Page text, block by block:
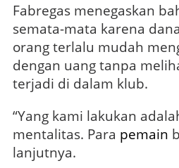
Fabregas menegaskan
semata-mata karena
orang terlalu mudah
dengan uang tanpa
terjadi di dalam klub.
“Yang kami lakukan
mentalitas. Para pemain
lanjutnya.